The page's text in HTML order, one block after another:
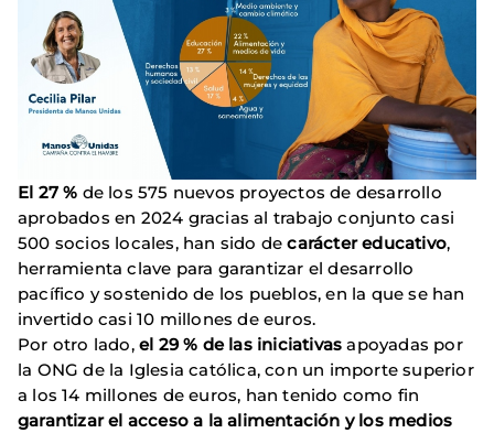
El 27 % de los 575 nuevos proyectos de desarrollo
aprobados en 2024 gracias al trabajo conjunto casi
500 socios locales, han sido decarácter educativo,
herramienta clave para garantizar el desarrollo
pacífico y sostenido de los pueblos, en la que se han
invertido casi 10 millones de euros.
Por otro lado, el 29 % de las iniciativas apoyadas por
la ONG de la Iglesia católica, con un importe superior
a los 14 millones de euros, han tenido como fin
garantizar el acceso a la alimentación y los medios